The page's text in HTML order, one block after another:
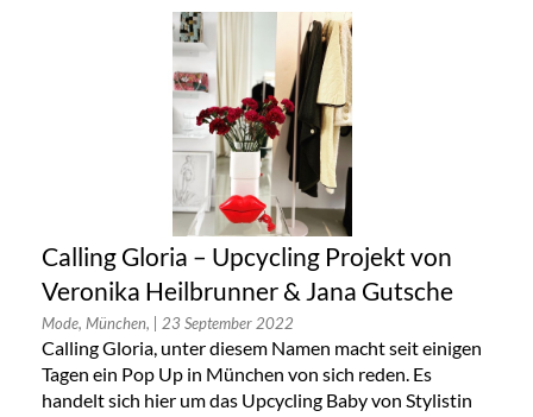
Calling Gloria – Upcycling Projekt von
Veronika Heilbrunner & Jana Gutsche
Mode, München, | 23 September 2022
Calling Gloria, unter diesem Namen macht seit einigen
Tagen ein Pop Up in München von sich reden. Es
handelt sich hier um das Upcycling Baby von Stylistin